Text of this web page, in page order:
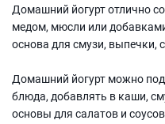
Домашний йогурт отлично
медом, мюсли или
основа для смузи, выпечки,
Домашний йогурт можно
блюда, добавлять в каши,
основы для салатов и